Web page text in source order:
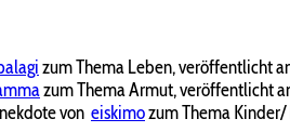
zum Thema Leben, veröffentlicht
zum Thema Armut, veröffentlicht
von eiskimozum Thema